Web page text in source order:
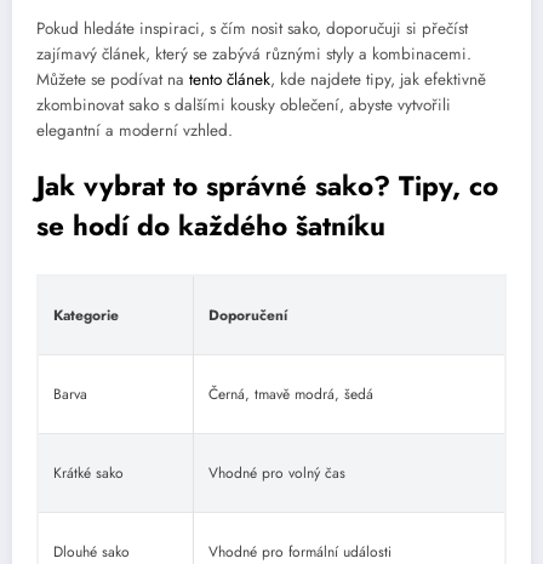
Pokud hledáte inspiraci, s čím nosit sako, doporučuji si přečíst
zajímavý článek, který se zabývá různými styly a kombinacemi.
Můžete se podívat na tento článek, kde najdete tipy, jak efektivně
zkombinovat sako s dalšími kousky oblečení, abyste vytvořili
elegantní a moderní vzhled.
Jak vybrat to správné sako? Tipy, co
se hodí do každého šatníku
Kategorie Doporučení
Barva Černá, tmavě modrá, šedá
Krátké sako Vhodné pro volný čas
Dlouhé sako Vhodné pro formální události